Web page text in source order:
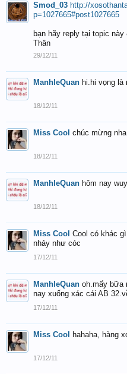
Smod_03 http://
p=1027665#post1027665
bạn hãy reply tại topic
Thân
29/12/11
ManhleQuan hi.hi vọng là
18/12/11
Miss Cool chúc mừng
18/12/11
ManhleQuan hôm nay
18/12/11
Miss Cool Cool có khác
nhảy như cóc
17/12/11
ManhleQuan oh.mấy bữa
nay xuống xác cái AB
17/12/11
Miss Cool hahaha, hàng
17/12/11